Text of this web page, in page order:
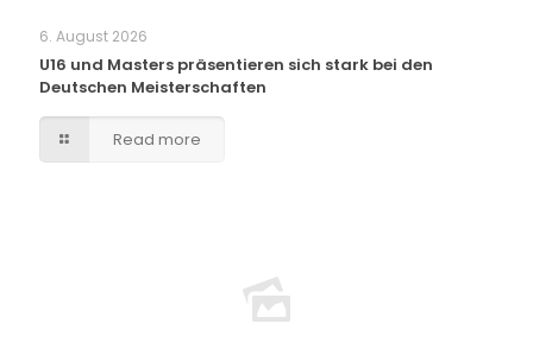
6. August 2026
U16 und Masters präsentieren sich stark bei den
Deutschen Meisterschaften
Read more